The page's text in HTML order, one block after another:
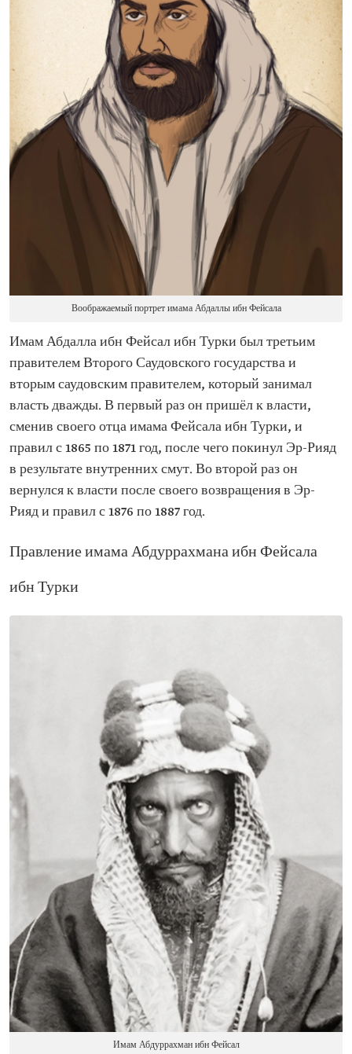
Воображаемый портрет имама Абдаллы ибн Фейсала
Имам Абдалла ибн Фейсал ибн Турки был третьим
правителем Второго Саудовского государства и
вторым саудовским правителем, который занимал
власть дважды. В первый раз он пришёл к власти,
сменив своего отца имама Фейсала ибн Турки, и
правил с 1865 по 1871 год, после чего покинул Эр-Рияд
в результате внутренних смут. Во второй раз он
вернулся к власти после своего возвращения в Эр-
Рияд и правил с 1876 по 1887 год.
Правление имама Абдуррахмана ибн Фейсала
ибн Турки
Имам Абдуррахман ибн Фейсал